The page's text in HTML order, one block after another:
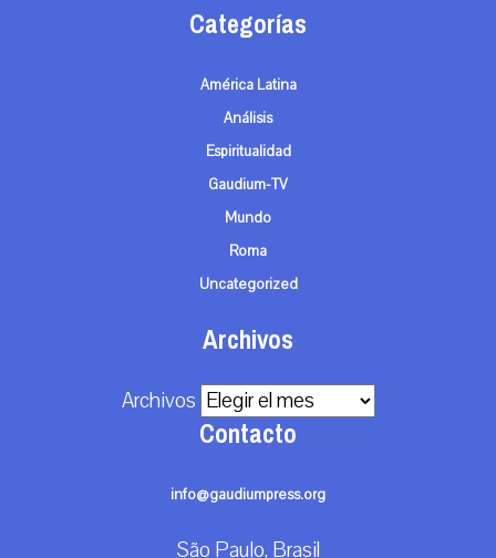
Categorías
América Latina
Análisis
Espiritualidad
Gaudium-TV
Mundo
Roma
Uncategorized
Archivos
Archivos
Contacto
info@gaudiumpress.org
São Paulo, Brasil